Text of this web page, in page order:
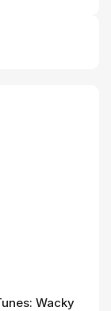
Wacky